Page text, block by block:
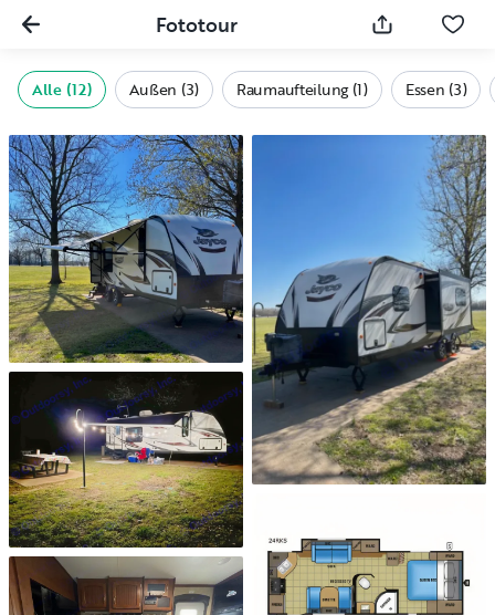
Fototour
Alle (12) Außen (3) Raumaufteilung (1) Essen (3)